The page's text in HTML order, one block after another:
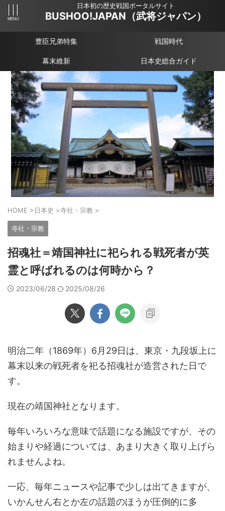
日本初の歴史戦国ポータルサイト
BUSHOO!JAPAN（武将ジャパン）
豊臣兄弟特集 戦国時代
幕末維新 日本史総合ガイド
HOME >日本史 >寺社・宗教 >
寺社・宗教
招魂社＝靖国神社に祀られる戦死者が英
霊と呼ばれるのは何時から？
2023/06/28 2025/08/26
明治二年（1869年）6月29日は、東京・九段坂上に
幕末以来の戦死者を祀る招魂社が造営された日で
す。
現在の靖国神社となります。
毎年いろいろな意味で話題になる施設ですが、その
始まりや経過については、あまり大きく取り上げら
れませんよね。
一応、毎年ニュースや記事で少しは出てきますが、
いかんせん右とか左の話題のほうが圧倒的に多